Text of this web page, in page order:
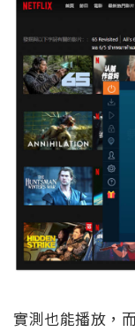
實測也能播放，